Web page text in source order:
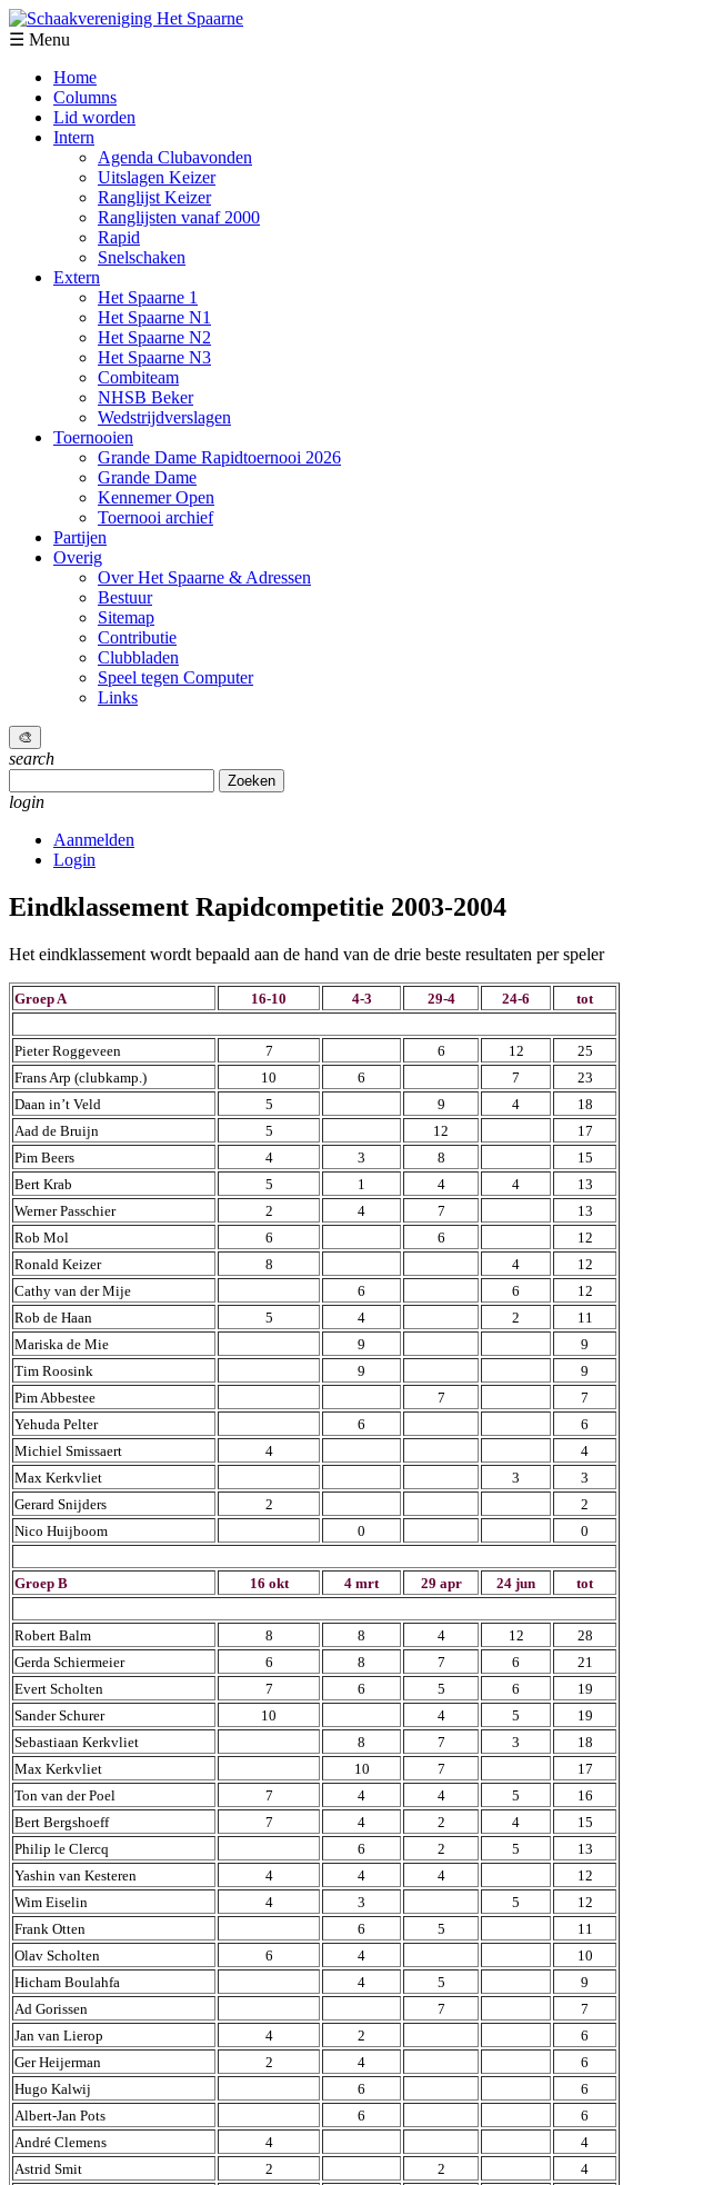
☰ Menu
Home
Columns
Lid worden
Intern
Agenda Clubavonden
Uitslagen Keizer
Ranglijst Keizer
Ranglijsten vanaf 2000
Rapid
Snelschaken
Extern
Het Spaarne 1
Het Spaarne N1
Het Spaarne N2
Het Spaarne N3
Combiteam
NHSB Beker
Wedstrijdverslagen
Toernooien
Grande Dame Rapidtoernooi 2026
Grande Dame
Kennemer Open
Toernooi archief
Partijen
Overig
Over Het Spaarne & Adressen
Bestuur
Sitemap
Contributie
Clubbladen
Speel tegen Computer
Links
🎨
search
naar:
login
Aanmelden
Login
Eindklassement Rapidcompetitie 2003-2004
Het eindklassement wordt bepaald aan de hand van de drie beste resultaten per speler
Groep A 16-10 4-3 29-4 24-6 tot
Pieter Roggeveen 7 6 12
25
Frans Arp (clubkamp.)
10 6 7
23
Daan in’t Veld
5 9 4
18
Aad de Bruijn
5 12
17
Pim Beers
4 3 8
15
Bert Krab
5 1 4 4
13
Werner Passchier
2 4 7
13
Rob Mol
6 6
12
Ronald Keizer
8 4
12
Cathy van der Mije
6 6
12
Rob de Haan
5 4 2
11
Mariska de Mie
9
9
Tim Roosink
9
9
Pim Abbestee
7
7
Yehuda Pelter
6
6
Michiel Smissaert
4
4
Max Kerkvliet
3
3
Gerard Snijders
2
2
Nico Huijboom
0 0
Groep B 16 okt 4 mrt 29 apr 24 jun tot
Robert Balm 8 8 4 12
28
Gerda Schiermeier
6 8 7 6
21
Evert Scholten
7 6 5 6
19
Sander Schurer
10 4 5
19
Sebastiaan Kerkvliet
8 7 3
18
Max Kerkvliet
10 7
17
Ton van der Poel
7 4 4 5
16
Bert Bergshoeff
7 4 2 4
15
Philip le Clercq
6 2 5
13
Yashin van Kesteren
4 4 4
12
Wim Eiselin
4 3 5
12
Frank Otten
6 5
11
Olav Scholten
6 4
10
Hicham Boulahfa
4 5
9
Ad Gorissen
7
7
Jan van Lierop
4 2
6
Ger Heijerman
2 4
6
Hugo Kalwij
6
6
Albert-Jan Pots
6
6
André Clemens
4
4
Astrid Smit
2 2
4